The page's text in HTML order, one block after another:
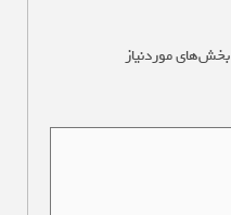
بخش‌های موردنیاز